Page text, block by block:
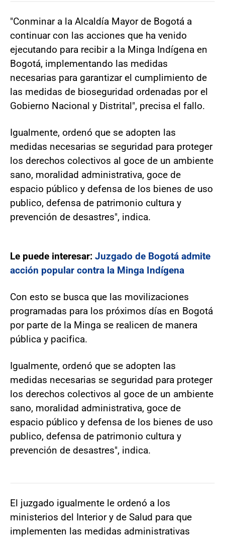
"Conminar a la Alcaldía Mayor de Bogotá a
continuar con las acciones que ha venido
ejecutando para recibir a la Minga Indígena en
Bogotá, implementando las medidas
necesarias para garantizar el cumplimiento de
las medidas de bioseguridad ordenadas por el
Gobierno Nacional y Distrital", precisa el fallo.
Igualmente, ordenó que se adopten las
medidas necesarias se seguridad para proteger
los derechos colectivos al goce de un ambiente
sano, moralidad administrativa, goce de
espacio público y defensa de los bienes de uso
publico, defensa de patrimonio cultura y
prevención de desastres", indica.
Le puede interesar: Juzgado de Bogotá admite
acción popular contra la Minga Indígena
Con esto se busca que las movilizaciones
programadas para los próximos días en Bogotá
por parte de la Minga se realicen de manera
pública y pacifica.
Igualmente, ordenó que se adopten las
medidas necesarias se seguridad para proteger
los derechos colectivos al goce de un ambiente
sano, moralidad administrativa, goce de
espacio público y defensa de los bienes de uso
publico, defensa de patrimonio cultura y
prevención de desastres", indica.
El juzgado igualmente le ordenó a los
ministerios del Interior y de Salud para que
implementen las medidas administrativas